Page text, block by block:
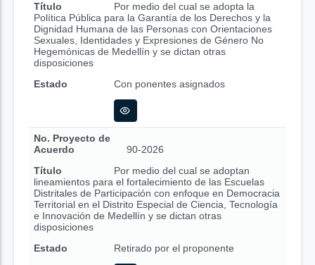
Título
Por medio del cual se adopta la
Política Pública para la Garantía de los Derechos y la
Dignidad Humana de las Personas con Orientaciones
Sexuales, Identidades y Expresiones de Género No
Hegemónicas de Medellín y se dictan otras
disposiciones
Estado
Con ponentes asignados
No. Proyecto de
Acuerdo
90-2026
Título
Por medio del cual se adoptan
lineamientos para el fortalecimiento de las Escuelas
Distritales de Participación con enfoque en Democracia
Territorial en el Distrito Especial de Ciencia, Tecnología
e Innovación de Medellín y se dictan otras
disposiciones
Estado
Retirado por el proponente